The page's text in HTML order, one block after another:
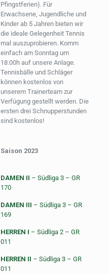
Pfingstferien). Für
Erwachsene, Jugendliche und
Kinder ab 5 Jahren bieten wir
die ideale Gelegenheit Tennis
mal auszuprobieren. Komm
einfach am Sonntag um
18.00h auf unsere Anlage.
Tennisbälle und Schläger
können kostenlos von
unserem Trainerteam zur
Verfügung gestellt werden. Die
ersten drei Schnupperstunden
sind kostenlos!
Saison 2023
DAMEN II – Südliga 3 – GR
170
DAMEN III – Südliga 3 – GR
169
HERREN I – Südliga 2 – GR
011
HERREN II – Südliga 3 – GR
011